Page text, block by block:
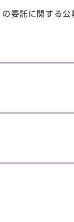
委託に関する公